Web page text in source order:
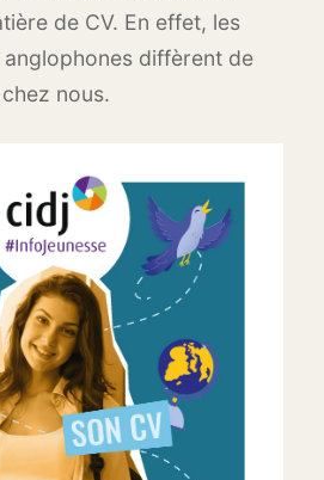
de CV. En effet, les
diffèrent de
nous.